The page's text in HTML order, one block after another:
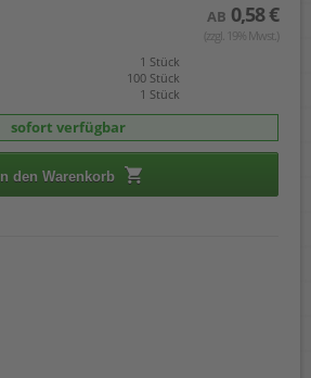
AB 0,58 €
(zzgl. 19% Mwst.)
1 Stück
100 Stück
1 Stück
sofort verfügbar
In den Warenkorb